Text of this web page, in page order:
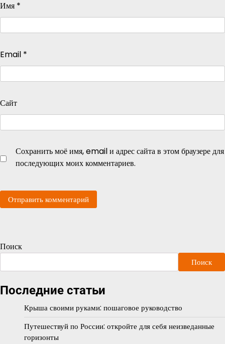
Имя *
Email *
Сайт
Сохранить моё имя, email и адрес сайта в этом браузере для
последующих моих комментариев.
Поиск
Поиск
Последние статьи
Крыша своими руками: пошаговое руководство
Путешествуй по России: откройте для себя неизведанные
горизонты